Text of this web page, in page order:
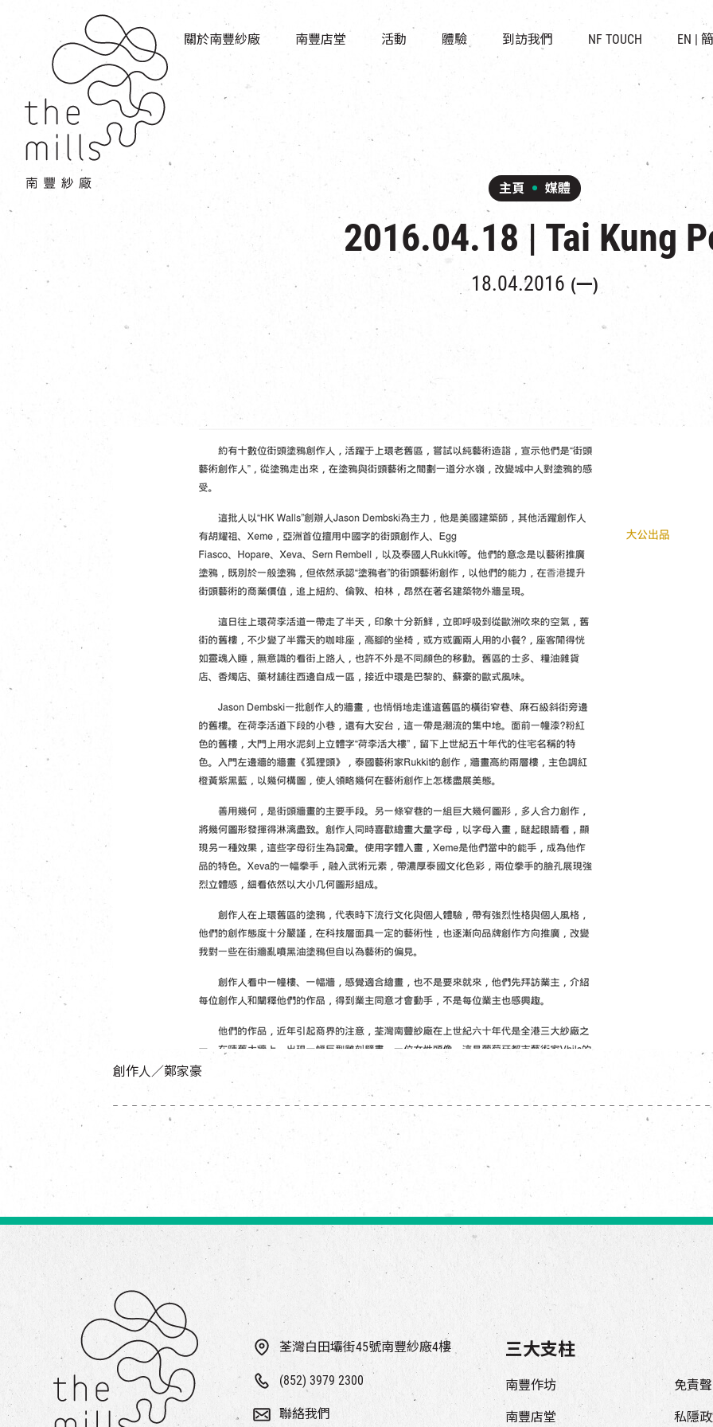
關於南豐紗廠
傳承與歷史
願景
媒體中心
南豐店堂
商店
活動
所有活動
世界之約
體驗
走進南豐紗廠
CHAT六廠
到訪我們
開放時間及位置
穿梭巴士服務
NF TOUCH EN | 簡
主頁 媒體
2016.04.18 | Tai Kung
18.04.2016 (一)
創作人／鄭家豪
荃灣白田壩街45號南豐紗廠4樓
(852) 3979 2300
聯絡我們
三大支柱
南豐作坊
南豐店堂
免責
私隱